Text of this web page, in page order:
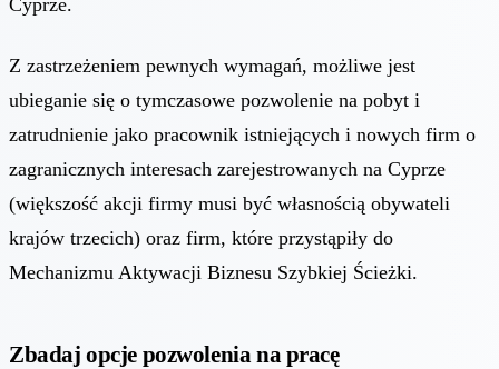
Z zastrzeżeniem pewnych wymagań, możliwe jest
ubieganie się o tymczasowe pozwolenie na pobyt i
zatrudnienie jako pracownik istniejących i nowych firm o
zagranicznych interesach zarejestrowanych na Cyprze
(większość akcji firmy musi być własnością obywateli
krajów trzecich) oraz firm, które przystąpiły do
Mechanizmu Aktywacji Biznesu Szybkiej Ścieżki.
Zbadaj opcje pozwolenia na pracę